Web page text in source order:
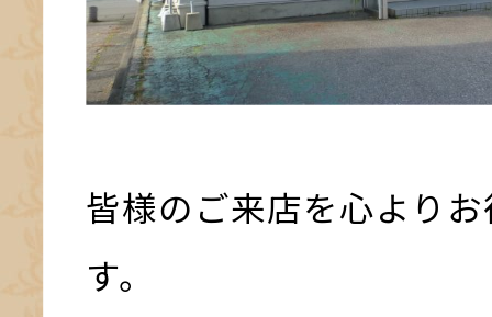
皆様のご来店を心より
す。